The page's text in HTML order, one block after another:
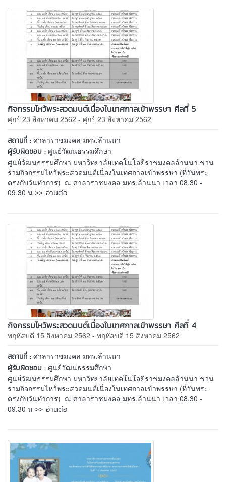
กิจกรรมไหว้พระสวดมนต์เนื่องในเทศกาลเข้าพรรษา ศีลที่ 5
ศุกร์ 23 สิงหาคม 2562 - ศุกร์ 23 สิงหาคม 2562
สถานที่ : ศาลาราชมงคล มทร.ล้านนา
ผู้รับผิดชอบ : ศูนย์วัฒนธรรมศึกษา
ศูนย์วัฒนธรรมศึกษา มหาวิทยาลัยเทคโนโลยีราชมงคลล้านนา ชวน
ร่วมกิจกรรมไหว้พระสวดมนต์เนื่องในเทศกาลเข้าพรรษา (ที่วันพระ
ตรงกับวันทำการ) ณ ศาลาราชมงคล มทร.ล้านนา เวลา 08.30 -
09.30 น >> อ่านต่อ
กิจกรรมไหว้พระสวดมนต์เนื่องในเทศกาลเข้าพรรษา ศีลที่ 4
พฤหัสบดี 15 สิงหาคม 2562 - พฤหัสบดี 15 สิงหาคม 2562
สถานที่ : ศาลาราชมงคล มทร.ล้านนา
ผู้รับผิดชอบ : ศูนย์วัฒนธรรมศึกษา
ศูนย์วัฒนธรรมศึกษา มหาวิทยาลัยเทคโนโลยีราชมงคลล้านนา ชวน
ร่วมกิจกรรมไหว้พระสวดมนต์เนื่องในเทศกาลเข้าพรรษา (ที่วันพระ
ตรงกับวันทำการ) ณ ศาลาราชมงคล มทร.ล้านนา เวลา 08.30 -
09.30 น >> อ่านต่อ